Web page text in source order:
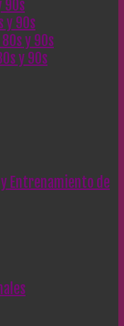
90s
y 90s
y 90s
y 90s
Entrenamiento de